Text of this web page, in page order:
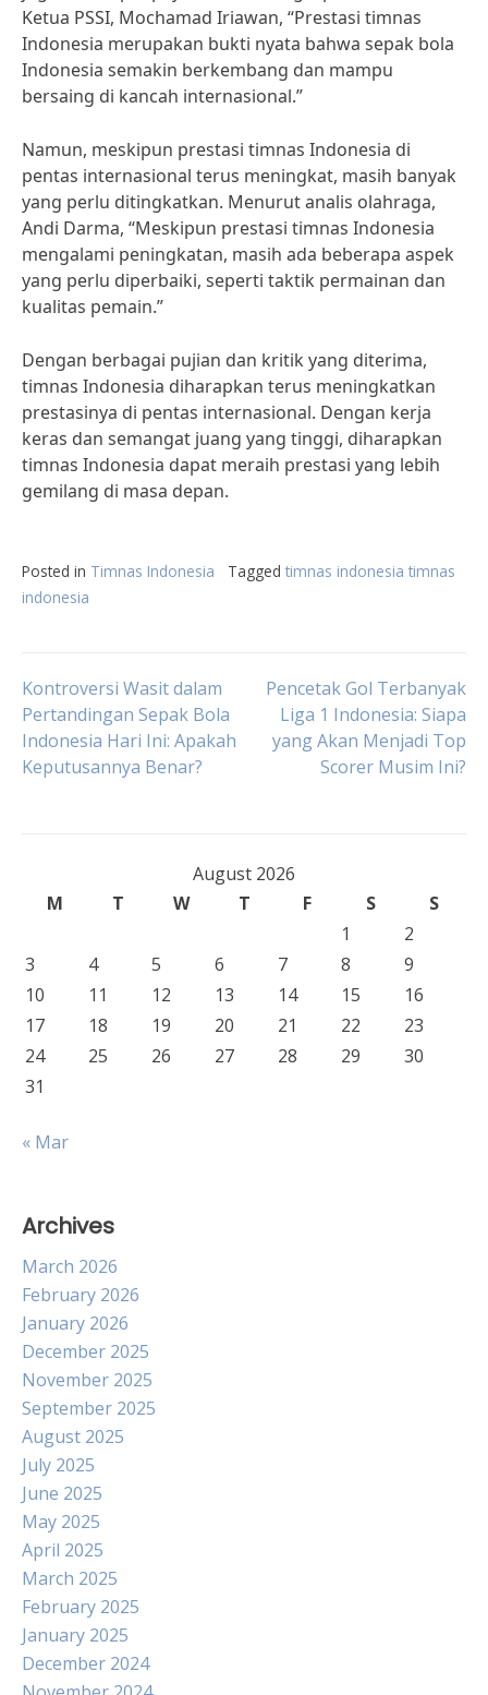
Ketua PSSI, Mochamad Iriawan, “Prestasi timnas
Indonesia merupakan bukti nyata bahwa sepak bola
Indonesia semakin berkembang dan mampu
bersaing di kancah internasional.”
Namun, meskipun prestasi timnas Indonesia di
pentas internasional terus meningkat, masih banyak
yang perlu ditingkatkan. Menurut analis olahraga,
Andi Darma, “Meskipun prestasi timnas Indonesia
mengalami peningkatan, masih ada beberapa aspek
yang perlu diperbaiki, seperti taktik permainan dan
kualitas pemain.”
Dengan berbagai pujian dan kritik yang diterima,
timnas Indonesia diharapkan terus meningkatkan
prestasinya di pentas internasional. Dengan kerja
keras dan semangat juang yang tinggi, diharapkan
timnas Indonesia dapat meraih prestasi yang lebih
gemilang di masa depan.
Posted in Timnas Indonesia Tagged timnas indonesia timnas
indonesia
Post
navigation
Kontroversi Wasit dalam
Pertandingan Sepak Bola
Indonesia Hari Ini: Apakah
Keputusannya Benar?
Pencetak Gol Terbanyak
Liga 1 Indonesia: Siapa
yang Akan Menjadi Top
Scorer Musim Ini?
August 2026
M
T W T F S
S
1
2
3
4 5 6 7 8
9
10
11 12 13 14 15
16
17
18 19 20 21 22
23
24
25 26 27 28 29
30
31
« Mar
Archives
March 2026
February 2026
January 2026
December 2025
November 2025
September 2025
August 2025
July 2025
June 2025
May 2025
April 2025
March 2025
February 2025
January 2025
December 2024